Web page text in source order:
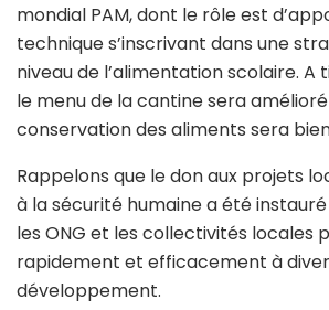
mondial PAM, dont le rôle est
technique s’inscrivant dans une
niveau de l’alimentation scolaire. A
le menu de la cantine sera
conservation des aliments sera
Rappelons que le don aux projets
à la sécurité humaine a été instauré
les ONG et les collectivités locales
rapidement et efficacement à
développement.